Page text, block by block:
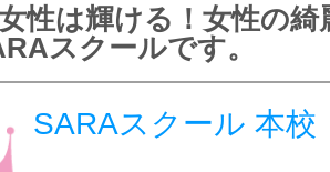
性は輝ける！女性の綺
スクールです。
SARAスクール 本校